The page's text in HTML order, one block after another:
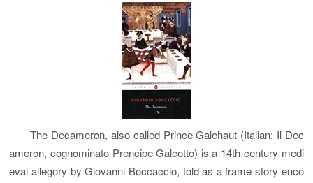
The Decameron, also called Prince Galehaut (Italian: Il Dec
ameron, cognominato Prencipe Galeotto) is a 14th-century medi
eval allegory by Giovanni Boccaccio, told as a frame story enco